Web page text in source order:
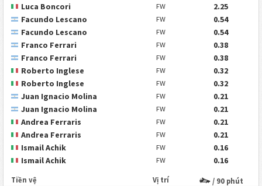
Luca Boncori
FW
2.25
Facundo Lescano
FW
0.54
Facundo Lescano
FW
0.54
Franco Ferrari
FW
0.38
Franco Ferrari
FW
0.38
Roberto Inglese
FW
0.32
Roberto Inglese
FW
0.32
Juan Ignacio Molina
FW
0.21
Juan Ignacio Molina
FW
0.21
Andrea Ferraris
FW
0.21
Andrea Ferraris
FW
0.21
Ismail Achik
FW
0.16
Ismail Achik
FW 0.16
Tiền vệ Vị trí / 90 phút